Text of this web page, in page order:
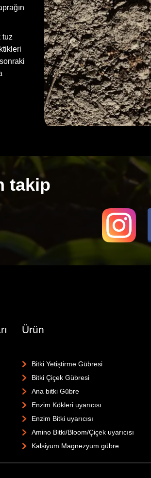
tuz
takip
Ürün
Bitki Yetiştirme Gübresi
Bitki Çiçek Gübresi
Ana bitki Gübre
Enzim Kökleri uyarıcısı
Enzim Bitki uyarıcısı
Amino Bitki/Bloom/Çiçek uyarıcısı
Kalsiyum Magnezyum gübre